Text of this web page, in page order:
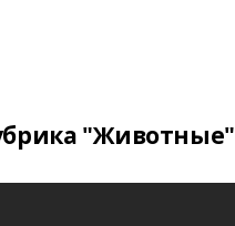
"Животные"